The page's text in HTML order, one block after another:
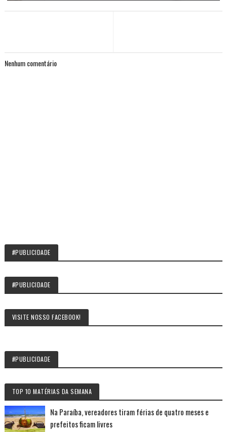
Nenhum comentário
#PUBLICIDADE
#PUBLICIDADE
VISITE NOSSO FACEBOOK!
#PUBLICIDADE
TOP 10 MATÉRIAS DA SEMANA
Na Paraíba, vereadores tiram férias de quatro meses e
prefeitos ficam livres